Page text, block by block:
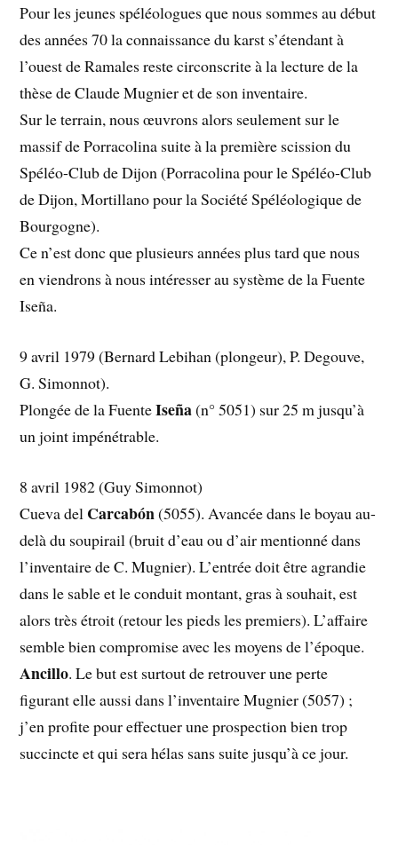
Pour les jeunes spéléologues que nous sommes au début
des années 70 la connaissance du karst s’étendant à
l’ouest de Ramales reste circonscrite à la lecture de la
thèse de Claude Mugnier et de son inventaire.
Sur le terrain, nous œuvrons alors seulement sur le
massif de Porracolina suite à la première scission du
Spéléo-Club de Dijon (Porracolina pour le Spéléo-Club
de Dijon, Mortillano pour la Société Spéléologique de
Bourgogne).
Ce n’est donc que plusieurs années plus tard que nous
en viendrons à nous intéresser au système de la Fuente
Iseña.
9 avril 1979 (Bernard Lebihan (plongeur), P. Degouve,
G. Simonnot).
Plongée de la FuenteIseña(n° 5051) sur 25 m jusqu’à
un joint impénétrable.
8 avril 1982 (Guy Simonnot)
Cueva del Carcabón(5055). Avancée dans le boyau au-
delà du soupirail (bruit d’eau ou d’air mentionné dans
l’inventaire de C. Mugnier). L’entrée doit être agrandie
dans le sable et le conduit montant, gras à souhait, est
alors très étroit (retour les pieds les premiers). L’affaire
semble bien compromise avec les moyens de l’époque.
Ancillo. Le but est surtout de retrouver une perte
figurant elle aussi dans l’inventaire Mugnier (5057) ;
j’en profite pour effectuer une prospection bien trop
succincte et qui sera hélas sans suite jusqu’à ce jour.